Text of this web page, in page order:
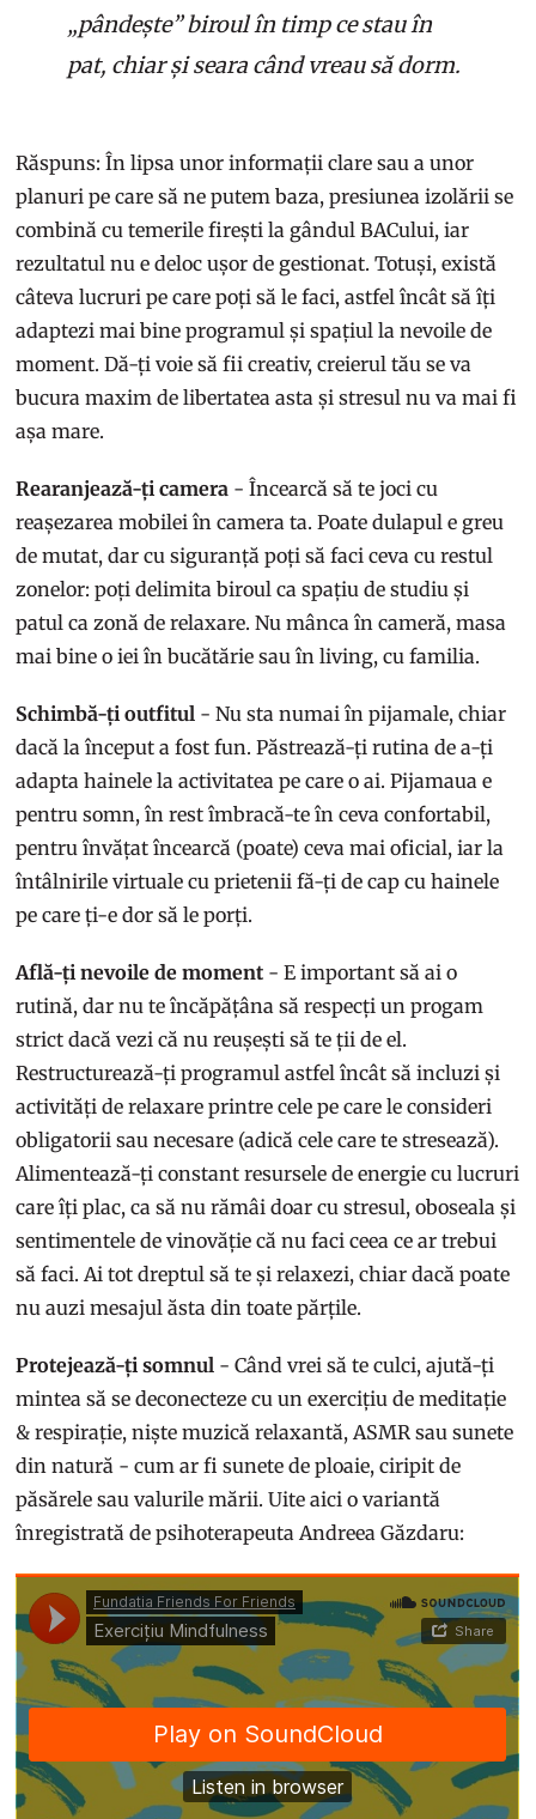
„pândește” biroul în timp ce stau în
pat, chiar și seara când vreau să dorm.
Răspuns: În lipsa unor informații clare sau a unor
planuri pe care să ne putem baza, presiunea izolării se
combină cu temerile firești la gândul BACului, iar
rezultatul nu e deloc ușor de gestionat. Totuși, există
câteva lucruri pe care poți să le faci, astfel încât să îți
adaptezi mai bine programul și spațiul la nevoile de
moment. Dă-ți voie să fii creativ, creierul tău se va
bucura maxim de libertatea asta și stresul nu va mai fi
așa mare.
Rearanjează-ți camera - Încearcă să te joci cu
reașezarea mobilei în camera ta. Poate dulapul e greu
de mutat, dar cu siguranță poți să faci ceva cu restul
zonelor: poți delimita biroul ca spațiu de studiu și
patul ca zonă de relaxare. Nu mânca în cameră, masa
mai bine o iei în bucătărie sau în living, cu familia.
Schimbă-ți outfitul - Nu sta numai în pijamale, chiar
dacă la început a fost fun. Păstrează-ți rutina de a-ți
adapta hainele la activitatea pe care o ai. Pijamaua e
pentru somn, în rest îmbracă-te în ceva confortabil,
pentru învățat încearcă (poate) ceva mai oficial, iar la
întâlnirile virtuale cu prietenii fă-ți de cap cu hainele
pe care ți-e dor să le porți.
Află-ți nevoile de moment - E important să ai o
rutină, dar nu te încăpățâna să respecți un progam
strict dacă vezi că nu reușești să te ții de el.
Restructurează-ți programul astfel încât să incluzi și
activități de relaxare printre cele pe care le consideri
obligatorii sau necesare (adică cele care te stresează).
Alimentează-ți constant resursele de energie cu lucruri
care îți plac, ca să nu rămâi doar cu stresul, oboseala și
sentimentele de vinovăție că nu faci ceea ce ar trebui
să faci. Ai tot dreptul să te și relaxezi, chiar dacă poate
nu auzi mesajul ăsta din toate părțile.
Protejează-ți somnul - Când vrei să te culci, ajută-ți
mintea să se deconecteze cu un exercițiu de meditație
& respirație, niște muzică relaxantă, ASMR sau sunete
din natură - cum ar fi sunete de ploaie, ciripit de
păsărele sau valurile mării. Uite aici o variantă
înregistrată de psihoterapeuta Andreea Găzdaru: